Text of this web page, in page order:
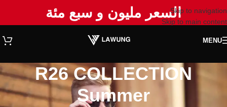
Skip to navigation
Skip to main content
السعر مليون و سبع مئة
MENU
R26 COLLECTION
Summer